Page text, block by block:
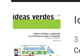
3